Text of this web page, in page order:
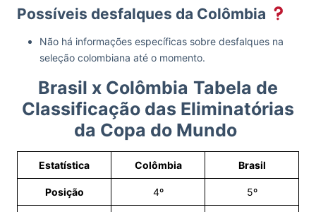
Possíveis desfalques da Colômbia
Não há informações específicas sobre desfalques na
seleção colombiana até o momento.
Brasil x Colômbia Tabela de
Classificação das Eliminatórias
da Copa do Mundo
Estatística Colômbia Brasil
Posição 4º 5º